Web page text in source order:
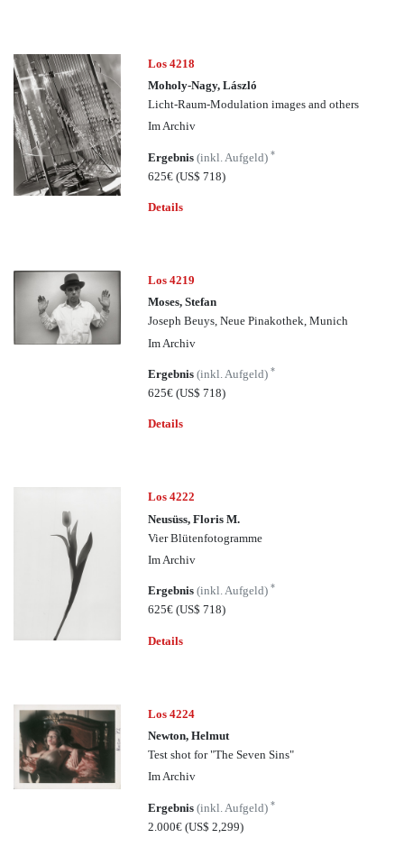
Los 4218
Moholy-Nagy, László
Licht-Raum-Modulation images and others
Im Archiv
Ergebnis(inkl. Aufgeld)*
625€(US$ 718)
Details
Los 4219
Moses, Stefan
Joseph Beuys, Neue Pinakothek, Munich
Im Archiv
Ergebnis(inkl. Aufgeld)*
625€(US$ 718)
Details
Los 4222
Neusüss, Floris M.
Vier Blütenfotogramme
Im Archiv
Ergebnis(inkl. Aufgeld)*
625€(US$ 718)
Details
Los 4224
Newton, Helmut
Test shot for "The Seven Sins"
Im Archiv
Ergebnis(inkl. Aufgeld)*
2.000€(US$ 2,299)